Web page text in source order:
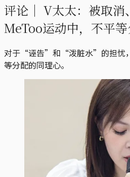
评论｜ V太太：被取消
MeToo运动中，不平
对于“诬告”和“泼脏水”的担忧
等分配的同理心。